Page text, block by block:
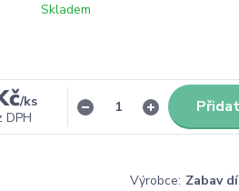
Skladem
/ks
DPH
Výrobce: Zabav